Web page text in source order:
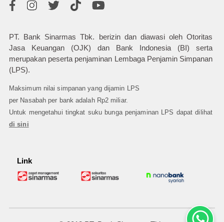
PT. Bank Sinarmas Tbk. berizin dan diawasi oleh Otoritas
Jasa Keuangan (OJK) dan Bank Indonesia (BI) serta
merupakan peserta penjaminan Lembaga Penjamin Simpanan
(LPS).
Maksimum nilai simpanan yang dijamin LPS
per Nasabah per bank adalah Rp2 miliar.
Untuk mengetahui tingkat suku bunga penjaminan LPS dapat dilihat
di sini
Link